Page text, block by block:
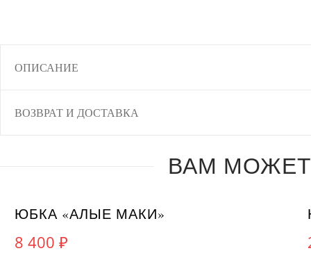
ОПИСАНИЕ
ВОЗВРАТ И ДОСТАВКА
ВАМ
ЮБКА «АЛЫЕ МАКИ»
8 400 ₽